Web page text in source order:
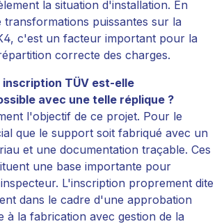
la situation d'installation. En
puissantes sur la
c'est un facteur important pour la
correcte des charges.
inscription TÜV est-elle
avec une telle réplique ?
l'objectif de ce projet. Pour le
que le support soit fabriqué avec un
et une documentation traçable. Ces
une base importante pour
L'inscription proprement dite
dans le cadre d'une approbation
à la fabrication avec gestion de la